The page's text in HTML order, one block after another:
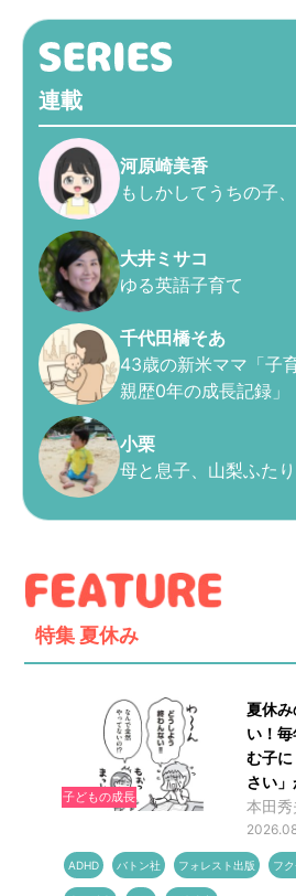
連載
河原崎美香
もしかしてうちの子
大井ミサコ
ゆる英語子育て
千代田橋そあ
43歳の新米ママ「子
親歴0年の成長記録」
小栗
母と息子、山梨ふた
特集 夏休み
子どもの成長
夏休
い！
む子
さい
本田秀
ADHD バトン社 フォレスト出版 フ